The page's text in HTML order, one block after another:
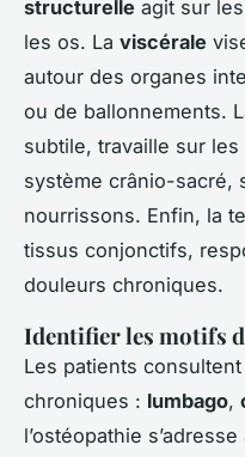
structurelle agit sur
les os. La viscérale
autour des organes
ou de ballonnements.
subtile, travaille sur
système crânio-sacré,
nourrissons. Enfin, la
tissus conjonctifs,
douleurs chroniques.
Identifier les motifs
Les patients
chroniques : lumbago,
l’ostéopathie